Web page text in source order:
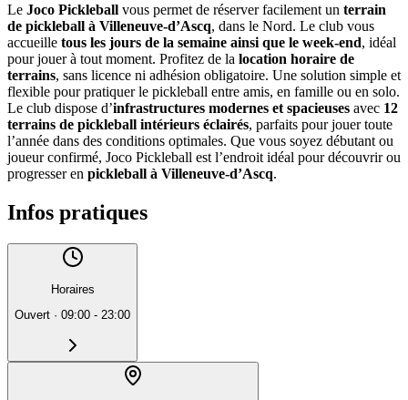
Le Joco Pickleball vous permet de réserver facilement un terrain
de pickleball à Villeneuve-d’Ascq, dans le Nord. Le club vous
accueille tous les jours de la semaine ainsi que le week-end, idéal
pour jouer à tout moment. Profitez de la location horaire de
terrains, sans licence ni adhésion obligatoire. Une solution simple et
flexible pour pratiquer le pickleball entre amis, en famille ou en solo.
Le club dispose d’infrastructures modernes et spacieuses avec 12
terrains de pickleball intérieurs éclairés, parfaits pour jouer toute
l’année dans des conditions optimales. Que vous soyez débutant ou
joueur confirmé, Joco Pickleball est l’endroit idéal pour découvrir ou
progresser en pickleball à Villeneuve-d’Ascq.
Infos pratiques
Horaires
Ouvert · 09:00 - 23:00